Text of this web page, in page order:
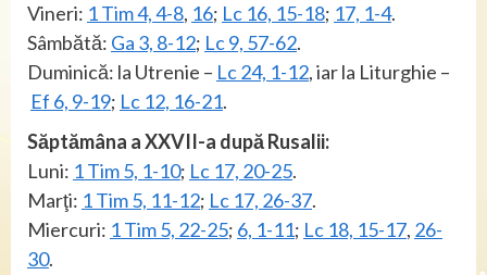
Vineri: 1 Tim 4, 4-8, 16; Lc 16, 15-18; 17, 1-4.
Sâmbătă: Ga 3, 8-12; Lc 9, 57-62.
Duminică: la Utrenie – Lc 24, 1-12, iar la Liturghie –
Ef 6, 9-19; Lc 12, 16-21.
Săptămâna a XXVII-a după Rusalii:
Luni: 1 Tim 5, 1-10; Lc 17, 20-25.
Marţi: 1 Tim 5, 11-12; Lc 17, 26-37.
Miercuri: 1 Tim 5, 22-25; 6, 1-11; Lc 18, 15-17, 26-
30.